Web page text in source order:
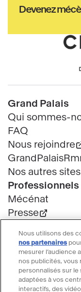
Haut
de
Devenez
Pied
de
page
Grand Palais
Qui sommes-
FAQ
Nous rejoindre
Nos autres
Professionnels
Mécénat
Presse
Location
Billetterie
Billetterie
Service client
Nous utilisons des
nos partenaires
mesurer l’audience
nos publicités, vous
personnalisés sur
adaptées à vos
interactifs, des